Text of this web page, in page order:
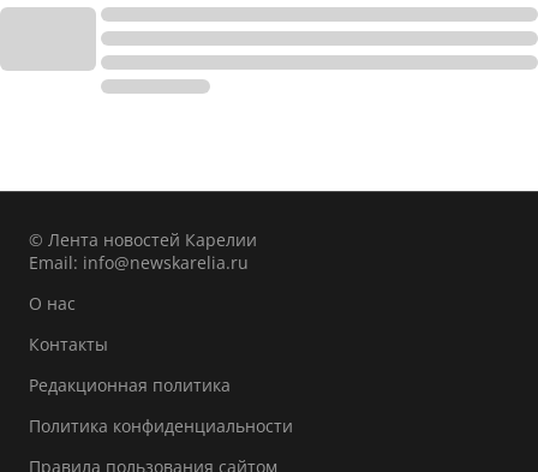
© Лента новостей Карелии
Email: info@newskarelia.ru
О нас
Контакты
Редакционная политика
Политика конфиденциальности
Правила пользования сайтом